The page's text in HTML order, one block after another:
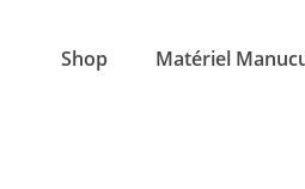
Shop Matériel